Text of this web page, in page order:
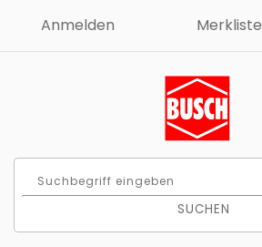
Anmelden Merkliste
SUCHEN